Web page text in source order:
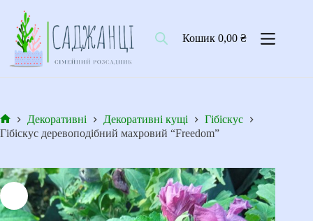
вмісту
Кошик0,00₴
Головна
Декоративні Декоративні кущі
Гібіскус
Гібіскус деревоподібний махровий “Freedom”